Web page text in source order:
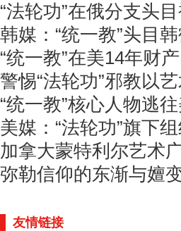
“法轮功”在俄分支头
韩媒：“统一教”头目
“统一教”在美14年财
警惕“法轮功”邪教以
“统一教”核心人物逃
美媒：“法轮功”旗下
加拿大蒙特利尔艺术
弥勒信仰的东渐与嬗
友情链接